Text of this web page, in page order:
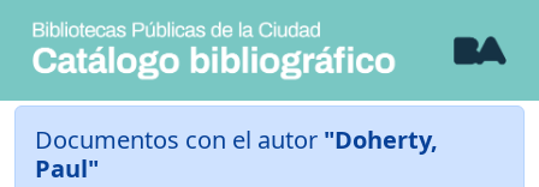
Documentos con el autor "Doherty,
Paul"